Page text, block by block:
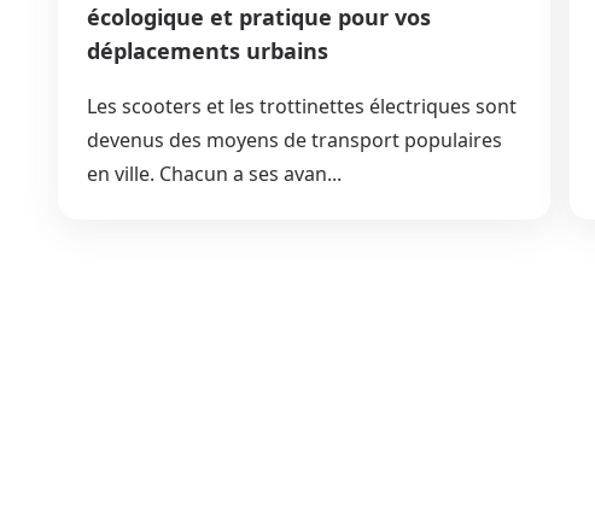
écologique et pratique pour vos
déplacements urbains
Les scooters et les trottinettes électriques sont
devenus des moyens de transport populaires
en ville. Chacun a ses avan...